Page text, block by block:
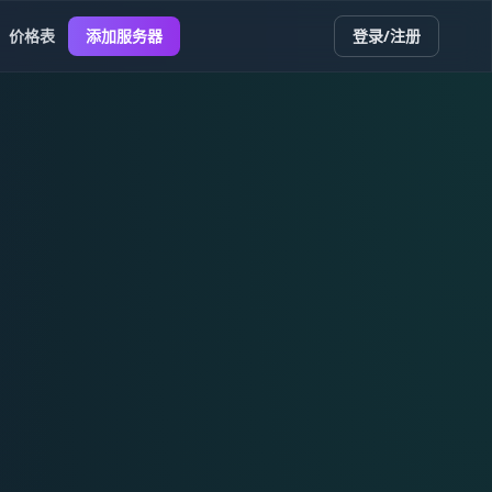
价格表 添加服务器 登录/注册